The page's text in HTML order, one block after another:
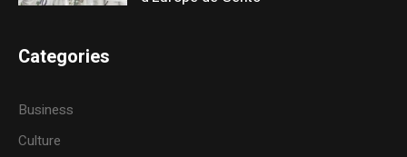
Categories
Business
Culture